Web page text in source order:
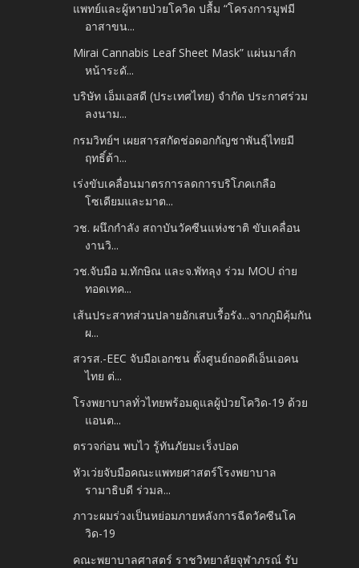
แพทย์และผู้หายป่วยโควิด ปลื้ม “โครงการมูฟมี
อาสาขน...
Mirai Cannabis Leaf Sheet Mask” แผ่นมาส์ก
หน้าระดั...
บริษัท เอ็มเอสดี (ประเทศไทย) จำกัด ประกาศร่วม
ลงนาม...
กรมวิทย์ฯ เผยสารสกัดช่อดอกกัญชาพันธุ์ไทยมี
ฤทธิ์ต้า...
เร่งขับเคลื่อนมาตรการลดการบริโภคเกลือ
โซเดียมและมาต...
วช. ผนึกกำลัง สถาบันวัคซีนแห่งชาติ ขับเคลื่อน
งานวิ...
วช.จับมือ ม.ทักษิณ และจ.พัทลุง ร่วม MOU ถ่าย
ทอดเทค...
เส้นประสาทส่วนปลายอักเสบเรื้อรัง...จากภูมิคุ้มกัน
ผ...
สวรส.-EEC จับมือเอกชน ตั้งศูนย์ถอดดีเอ็นเอคน
ไทย ต่...
โรงพยาบาลทั่วไทยพร้อมดูแลผู้ป่วยโควิด-19 ด้วย
แอนต...
ตรวจก่อน พบไว รู้ทันภัยมะเร็งปอด
หัวเว่ยจับมือคณะแพทยศาสตร์โรงพยาบาล
รามาธิบดี ร่วมล...
ภาวะผมร่วงเป็นหย่อมภายหลังการฉีดวัคซีนโค
วิด-19
คณะพยาบาลศาสตร์ ราชวิทยาลัยจุฬาภรณ์ รับ